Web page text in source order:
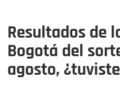
Resultados de
Bogotá del
agosto,